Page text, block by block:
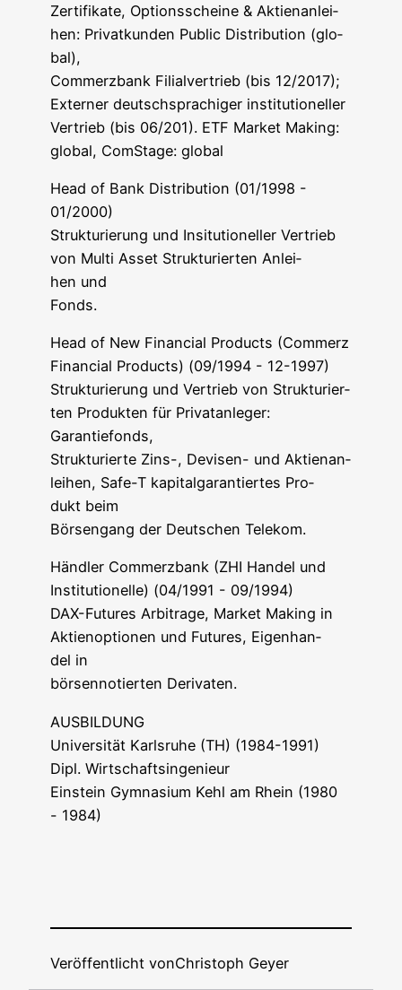
Zer­ti­fi­ka­te, Opti­ons­schei­ne & Akti­en­an­lei­
hen: Pri­vat­kun­den Public Dis­tri­bu­ti­on (glo­
bal),
Com­merz­bank Fili­al­ver­trieb (bis 12/2017);
Exter­ner deutsch­spra­chi­ger institutioneller
Ver­trieb (bis 06/201). ETF Mar­ket Making:
glo­bal, ComS­ta­ge: global
Head of Bank Dis­tri­bu­ti­on (01/1998 -
01/2000)
Struk­tu­rie­rung und Insi­tu­tio­nel­ler Ver­trieb
von Mul­ti Asset Struk­tu­rier­ten Anlei­
hen und
Fonds.
Head of New Finan­cial Pro­ducts (Com­merz
Finan­cial Pro­ducts) (09/1994 - 12-1997)
Struk­tu­rie­rung und Ver­trieb von Struk­tu­rier­
ten Pro­duk­ten für Pri­vat­an­le­ger:
Garantiefonds,
Struk­tu­rier­te Zins-, Devi­sen- und Akti­en­an­
lei­hen, Safe-T kapi­tal­ga­ran­tier­tes Pro­
dukt beim
Bör­sen­gang der Deut­schen Telekom.
Händ­ler Com­merz­bank (ZHI Han­del und
Insti­tu­tio­nel­le) (04/1991 - 09/1994)
DAX-Futures Arbi­tra­ge, Mar­ket Making in
Akti­en­op­tio­nen und Futures, Eigen­han­
del in
bör­sen­no­tier­ten Derivaten.
AUSBILDUNG
Uni­ver­si­tät Karls­ru­he (TH) (1984-1991)
Dipl. Wirtschaftsingenieur
Ein­stein Gym­na­si­um Kehl am Rhein (1980
- 1984)
Veröffentlicht vonChristoph Geyer